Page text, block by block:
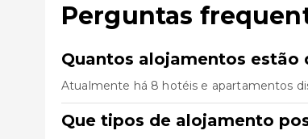
Perguntas
Quantos alojamentos estão
Atualmente há 8 hotéis e apartamentos
Que tipos de alojamento